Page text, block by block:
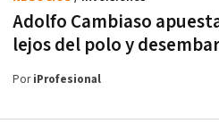
Adolfo Cambiaso
lejos del polo y
PoriProfesional